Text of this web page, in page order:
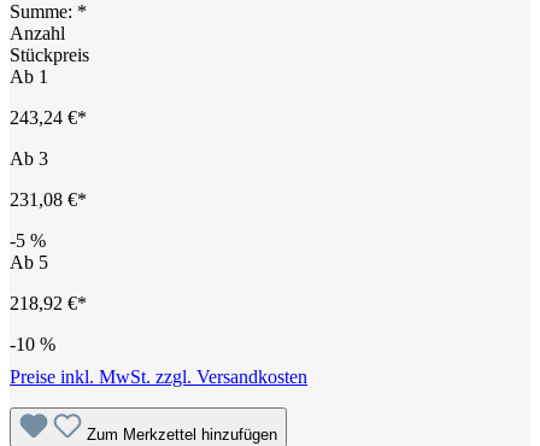
Summe: *
Anzahl
Stückpreis
Ab 1
243,24 €*
Ab 3
231,08 €*
-5 %
Ab 5
218,92 €*
-10 %
Preise inkl. MwSt. zzgl. Versandkosten
Zum Merkzettel hinzufügen